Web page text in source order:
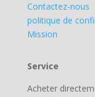
Contactez-nous
politique de
Mission
Service
Acheter